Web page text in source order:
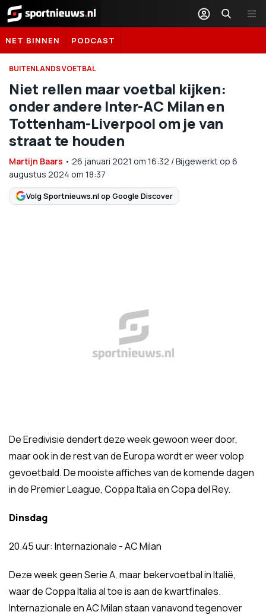
Sportnieuws.nl
NET BINNEN PODCAST
BUITENLANDS VOETBAL
Niet rellen maar voetbal kijken:
onder andere Inter-AC Milan en
Tottenham-Liverpool om je van
straat te houden
Martijn Baars • 26 januari 2021 om 16:32 /Bijgewerkt op 6
augustus 2024 om 18:37
Volg Sportnieuws.nl op Google Discover
De Eredivisie dendert deze week gewoon weer door,
maar ook in de rest van de Europa wordt er weer volop
gevoetbald. De mooiste affiches van de komende dagen
in de Premier League, Coppa Italia en Copa del Rey.
Dinsdag
20.45 uur: Internazionale - AC Milan
Deze week geen Serie A, maar bekervoetbal in Italië,
waar de Coppa Italia al toe is aan de kwartfinales.
Internazionale en AC Milan staan vanavond tegenover